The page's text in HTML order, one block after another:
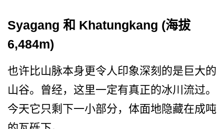
Syagang 和 Khatungkang (海拔
6,484m)
也许比山脉本身更令人印象深­刻的是巨大的
山谷。曾经，这里一定有真正的冰川流过­。
今天它只剩下一小部分，体面地隐藏在成吨